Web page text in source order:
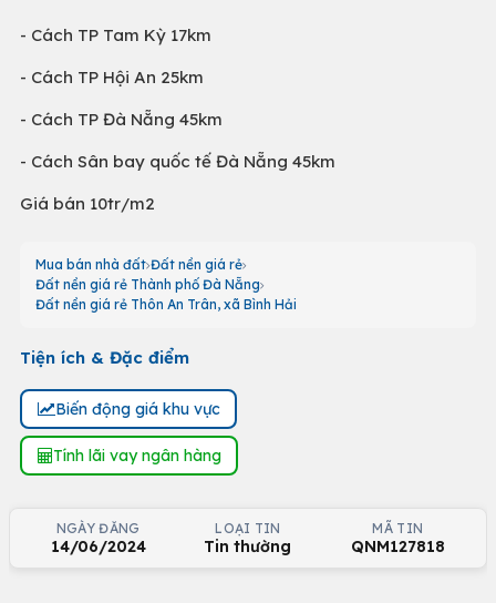
- Cách TP Tam Kỳ 17km
- Cách TP Hội An 25km
- Cách TP Đà Nẵng 45km
- Cách Sân bay quốc tế Đà Nẵng 45km
Giá bán 10tr/m2
Mua bán nhà đất Đất nền giá rẻ
Đất nền giá rẻ Thành phố Đà Nẵng
Đất nền giá rẻ Thôn An Trân, xã Bình Hải
Tiện ích & Đặc điểm
Biến động giá khu vực
Tính lãi vay ngân hàng
NGÀY ĐĂNG
14/06/2024
LOẠI TIN
Tin thường
MÃ TIN
QNM127818